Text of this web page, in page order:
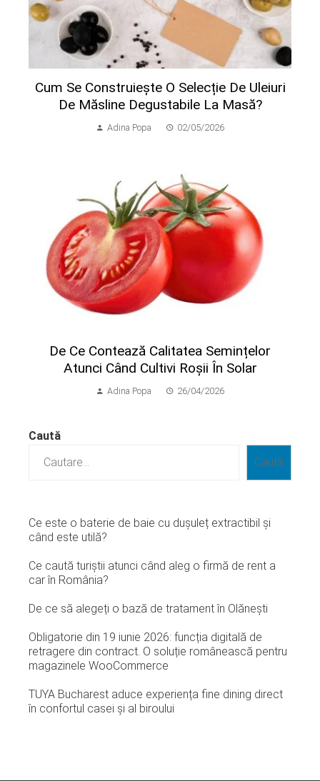
Cum Se Construiește O Selecție De Uleiuri
De Măsline Degustabile La Masă?
Adina Popa 02/05/2026
​De Ce Contează Calitatea Semințelor
Atunci Când Cultivi Roșii În Solar
Adina Popa 26/04/2026
Caută
Caută
Ce este o baterie de baie cu dușuleț extractibil și
când este utilă?
Ce caută turiștii atunci când aleg o firmă de rent a
car în România?
De ce să alegeți o bază de tratament în Olănești
Obligatorie din 19 iunie 2026: funcția digitală de
retragere din contract. O soluție românească pentru
magazinele WooCommerce
TUYA Bucharest aduce experiența fine dining direct
în confortul casei și al biroului